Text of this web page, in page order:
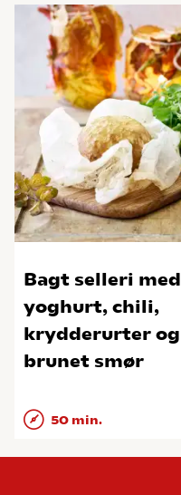
Bagt selleri med
yoghurt, chili,
krydderurter og
brunet smør
50 min.